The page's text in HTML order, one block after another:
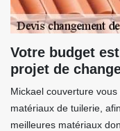
Votre budget
projet de
Mickael couverture
matériaux de tuilerie,
meilleures matériaux